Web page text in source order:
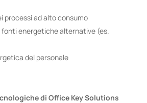
processi ad alto consumo
energetiche alternative (es.
del personale
di Office Key Solutions